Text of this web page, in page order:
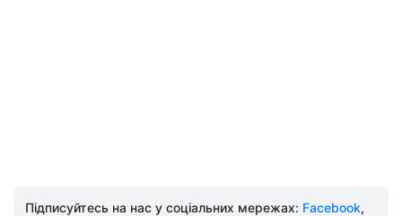
Підписуйтесь на нас у соціальних мережах: Facebook,